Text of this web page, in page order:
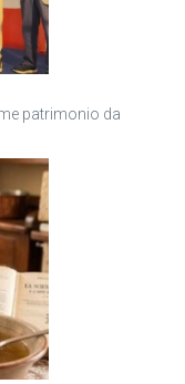
patrimonio da